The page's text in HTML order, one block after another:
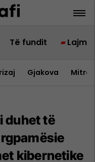
Të fundit Lajme
Gjakova
duhet të
kibernetike